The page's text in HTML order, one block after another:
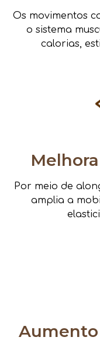
Os movimentos
o sistema
calorias,
Por meio de
amplia a